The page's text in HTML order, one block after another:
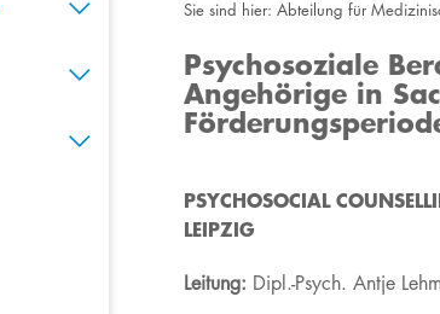
Sie sind hier:Abteilung für
Psychosoziale
Angehörige in
​PSYCHOSOCIAL
LEIPZIG
Leitung: Dipl.-Psych. Antje